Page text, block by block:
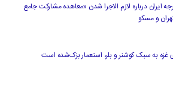
ایران درباره لازم‌ الاجرا شدن «معاهده مشارکت جامع
و مسکو
غزه به سبک کوشنر و بلر، استعمار بزک‌شده است